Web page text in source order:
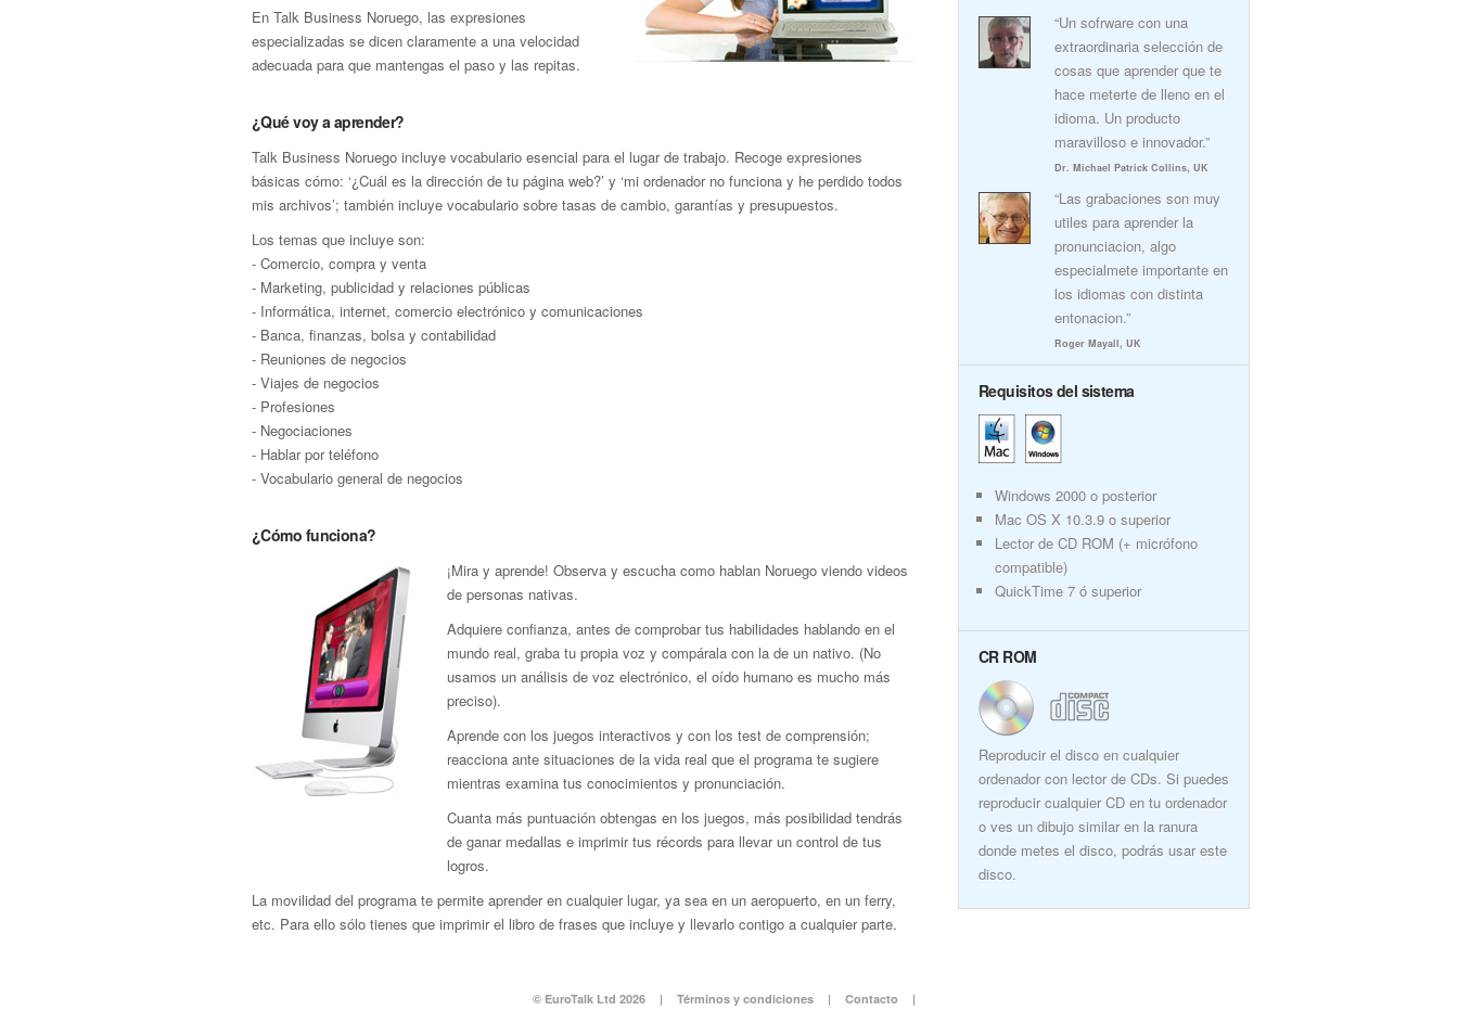
En Talk Business Noruego, las expresiones
especializadas se dicen claramente a una velocidad
adecuada para que mantengas el paso y las repitas.
¿Qué voy a aprender?
Talk Business Noruego incluye vocabulario esencial para el lugar de trabajo. Recoge expresiones
básicas cómo: ‘¿Cuál es la dirección de tu página web?’ y ‘mi ordenador no funciona y he perdido todos
mis archivos’; también incluye vocabulario sobre tasas de cambio, garantías y presupuestos.
Los temas que incluye son:
- Comercio, compra y venta
- Marketing, publicidad y relaciones públicas
- Informática, internet, comercio electrónico y comunicaciones
- Banca, finanzas, bolsa y contabilidad
- Reuniones de negocios
- Viajes de negocios
- Profesiones
- Negociaciones
- Hablar por teléfono
- Vocabulario general de negocios
¿Cómo funciona?
¡Mira y aprende! Observa y escucha como hablan Noruego viendo videos
de personas nativas.
Adquiere confianza, antes de comprobar tus habilidades hablando en el
mundo real, graba tu propia voz y compárala con la de un nativo. (No
usamos un análisis de voz electrónico, el oído humano es mucho más
preciso).
Aprende con los juegos interactivos y con los test de comprensión;
reacciona ante situaciones de la vida real que el programa te sugiere
mientras examina tus conocimientos y pronunciación.
Cuanta más puntuación obtengas en los juegos, más posibilidad tendrás
de ganar medallas e imprimir tus récords para llevar un control de tus
logros.
La movilidad del programa te permite aprender en cualquier lugar, ya sea en un aeropuerto, en un ferry,
etc. Para ello sólo tienes que imprimir el libro de frases que incluye y llevarlo contigo a cualquier parte.
“Un sofrware con una
extraordinaria selección de
cosas que aprender que te
hace meterte de lleno en el
idioma. Un producto
maravilloso e innovador.”
Dr. Michael Patrick Collins, UK
“Las grabaciones son muy
utiles para aprender la
pronunciacion, algo
especialmete importante en
los idiomas con distinta
entonacion.”
Roger Mayall, UK
Requisitos del sistema
Windows 2000 o posterior
Mac OS X 10.3.9 o superior
Lector de CD ROM (+ micrófono
compatible)
QuickTime 7 ó superior
CR ROM
Reproducir el disco en cualquier
ordenador con lector de CDs. Si puedes
reproducir cualquier CD en tu ordenador
o ves un dibujo similar en la ranura
donde metes el disco, podrás usar este
disco.
© EuroTalk Ltd 2026 | Términos y condiciones | Contacto |